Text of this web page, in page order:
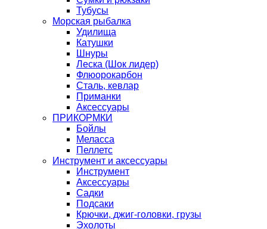
Тубусы
Морская рыбалка
Удилища
Катушки
Шнуры
Леска (Шок лидер)
Флюорокарбон
Сталь, кевлар
Приманки
Аксессуары
ПРИКОРМКИ
Бойлы
Меласса
Пеллетс
Инструмент и аксессуары
Инструмент
Аксессуары
Садки
Подсаки
Крючки, джиг-головки, грузы
Эхолоты